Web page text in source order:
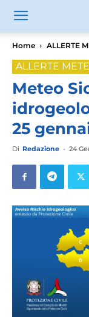
Home ALLERTE
ALLERTE
Meteo
25
Di Redazione - 24